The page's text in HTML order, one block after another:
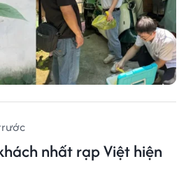
nhất rạp Việt hiện